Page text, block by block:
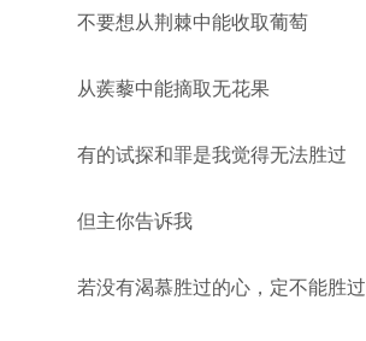
不要想从荆棘中能收取葡萄
从蒺藜中能摘取无花果
有的试探和罪是我觉得无法胜过
但主你告诉我
若没有渴慕胜过的心，定不能胜过